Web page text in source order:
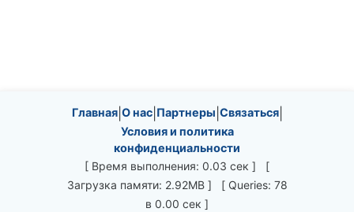
Site information, links, etc.
Главная| О нас| Партнеры Связаться|
Условия и политика
конфиденциальности
[ Время выполнения: 0.03 сек ] [
Загрузка памяти: 2.92MB ] [ Queries: 78
в 0.00 сек ]